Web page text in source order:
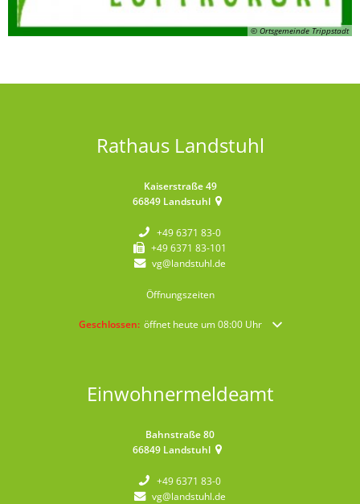
© Ortsgemeinde Trippstadt
Rathaus Landstuhl
Kaiserstraße 49
66849 Landstuhl
+49 6371 83-0
+49 6371 83-101
vg@landstuhl.de
Öffnungszeiten
Klicken, um weitere Öffnungs- oder Schließzeiten
Geschlossen: öffnet heute um 08:00 Uhr
Einwohnermeldeamt
Bahnstraße 80
66849 Landstuhl
+49 6371 83-0
vg@landstuhl.de